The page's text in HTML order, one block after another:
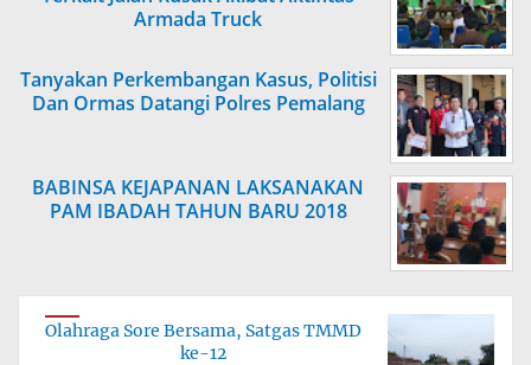
Armada Truck
Tanyakan Perkembangan Kasus, Politisi
Dan Ormas Datangi Polres Pemalang
BABINSA KEJAPANAN LAKSANAKAN
PAM IBADAH TAHUN BARU 2018
Olahraga Sore Bersama, Satgas TMMD
ke-12